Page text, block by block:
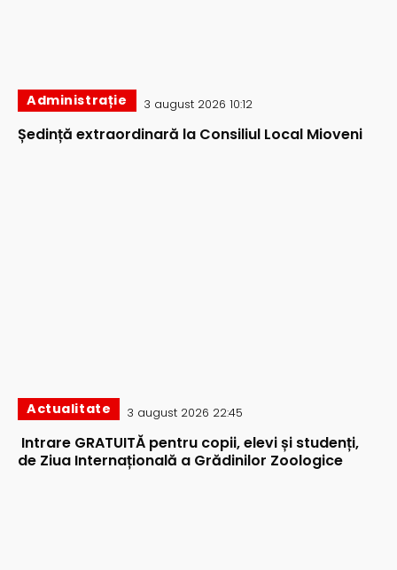
Administrație 3 august 2026 10:12
Ședință extraordinară la Consiliul Local Mioveni
Actualitate 3 august 2026 22:45
Intrare GRATUITĂ pentru copii, elevi și studenți,
de Ziua Internațională a Grădinilor Zoologice